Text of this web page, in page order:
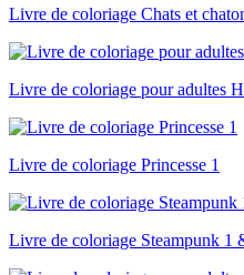
Livre de coloriage Chats et
Livre de coloriage pour adultes
Livre de coloriage Princesse 1
Livre de coloriage Steampunk 1